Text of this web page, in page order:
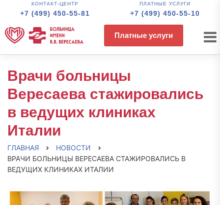
КОНТАКТ-ЦЕНТР
+7 (499) 450-55-81
ПЛАТНЫЕ УСЛУГИ
+7 (499) 450-55-10
Платные услуги
Врачи больницы
Вересаева стажировались
в ведущих клиниках
Италии
ГЛАВНАЯ
НОВОСТИ
ВРАЧИ БОЛЬНИЦЫ ВЕРЕСАЕВА СТАЖИРОВАЛИСЬ В
ВЕДУЩИХ КЛИНИКАХ ИТАЛИИ